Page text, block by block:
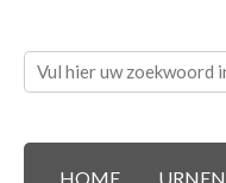
HOME URNEN